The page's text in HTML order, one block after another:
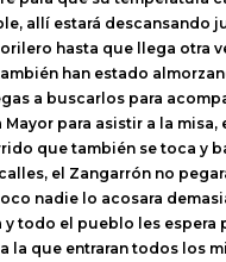
allí estará descansando
hasta que llega otra
han estado
a buscarlos para
Mayor para asistir a la misa,
que también se toca y
el Zangarrón no
nadie lo acosara
y todo el pueblo les espera
la que entraran todos los